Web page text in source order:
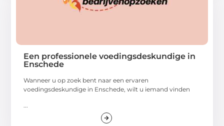
Een professionele voedingsdeskundige in
Enschede
Wanneer u op zoek bent naar een ervaren
voedingsdeskundige in Enschede, wilt u iemand vinden
...